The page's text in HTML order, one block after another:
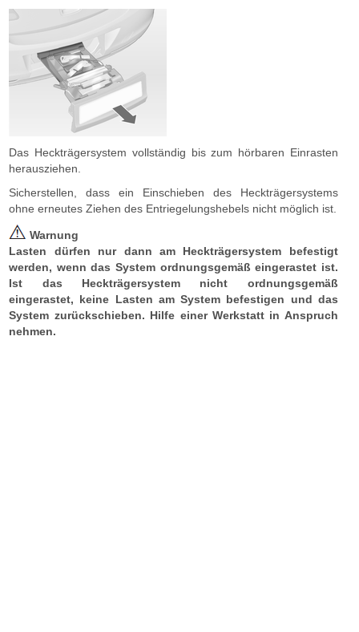
Das Heckträgersystem vollständig bis zum hörbaren Einrasten
herausziehen.
Sicherstellen, dass ein Einschieben des Heckträgersystems
ohne erneutes Ziehen des Entriegelungshebels nicht möglich ist.
Warnung
Lasten dürfen nur dann am Heckträgersystem befestigt
werden, wenn das System ordnungsgemäß eingerastet ist.
Ist das Heckträgersystem nicht ordnungsgemäß
eingerastet, keine Lasten am System befestigen und das
System zurückschieben. Hilfe einer Werkstatt in Anspruch
nehmen.